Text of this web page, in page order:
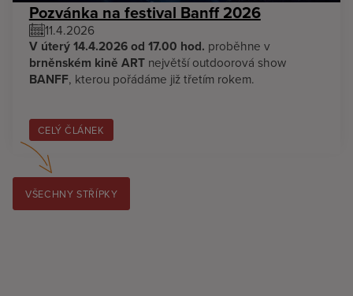
Pozvánka na festival Banff 2026
11.4.2026
V úterý 14.4.2026 od 17.00 hod. proběhne v
brněnském kině ARTnejvětší outdoorová show
BANFF, kterou pořádáme již třetím rokem.
CELÝ ČLÁNEK
VŠECHNY STŘÍPKY